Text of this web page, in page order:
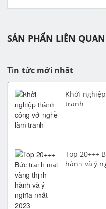
SẢN PHẨN LIÊN QUAN
Tin tức mới nhất
Khởi
tranh
Top 20+++
hành và ý